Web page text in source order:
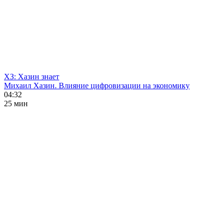
ХЗ: Хазин знает
Михаил Хазин. Влияние цифровизации на экономику
04:32
25 мин